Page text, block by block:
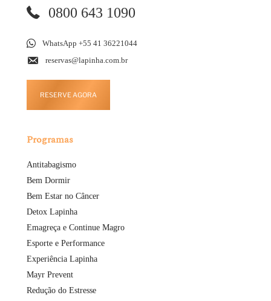
0800 643 1090
WhatsApp +55 41 36221044
reservas@lapinha.com.br
RESERVE AGORA
Programas
Antitabagismo
Bem Dormir
Bem Estar no Câncer
Detox Lapinha
Emagreça e Continue Magro
Esporte e Performance
Experiência Lapinha
Mayr Prevent
Redução do Estresse